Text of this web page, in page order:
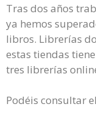
Tras dos años
ya hemos
libros. Librerías
estas tiendas
tres librerías
Podéis consultar